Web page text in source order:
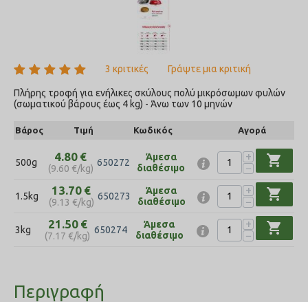
3 κριτικές Γράψτε μια κριτική
Πλήρης τροφή για ενήλικες σκύλους πολύ μικρόσωμων φυλών
(σωματικού βάρους έως 4 kg) - Άνω των 10 μηνών
Βάρος Τιμή Κωδικός Αγορά
500g 4.80 €
(9.60 €/kg)
650272
Άμεσα
διαθέσιμο
+
−
shopping_cart
1.5kg 13.70 €
(9.13 €/kg)
650273
Άμεσα
διαθέσιμο
+
−
shopping_cart
3kg 21.50 €
(7.17 €/kg)
650274
Άμεσα
διαθέσιμο
+
−
shopping_cart
Περιγραφή